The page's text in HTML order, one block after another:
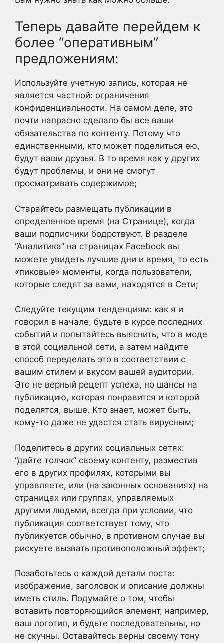
Теперь давайте перейдем к
более “оперативным”
предложениям:
Используйте учетную запись, которая не
является частной: ограничения
конфиденциальности. На самом деле, это
почти напрасно сделало бы все ваши
обязательства по контенту. Потому что
единственными, кто может поделиться ею,
будут ваши друзья. В то время как у других
будут проблемы, и они не смогут
просматривать содержимое;
Старайтесь размещать публикации в
определенное время (на Странице), когда
ваши подписчики бодрствуют. В разделе
“Аналитика” на страницах Facebook вы
можете увидеть лучшие дни и время, то есть
«пиковые» моменты, когда пользователи,
которые следят за вами, находятся в Сети;
Следуйте текущим тенденциям: как я и
говорил в начале, будьте в курсе последних
событий и попытайтесь выяснить, что в моде
в этой социальной сети, а затем найдите
способ переделать это в соответствии с
вашим стилем и вкусом вашей аудитории.
Это не верный рецепт успеха, но шансы на
публикацию, которая понравится и которой
поделятся, выше. Кто знает, может быть,
кому-то даже не удастся стать вирусным;
Поделитесь в других социальных сетях:
“дайте толчок” своему контенту, разместив
его в других профилях, которыми вы
управляете, или (на законных основаниях) на
страницах или группах, управляемых
другими людьми, всегда при условии, что
публикация соответствует тому, что
публикуется обычно, в противном случае вы
рискуете вызвать противоположный эффект;
Позаботьтесь о каждой детали поста:
изображение, заголовок и описание должны
иметь стиль. Подумайте о том, чтобы
вставить повторяющийся элемент, например,
ваш логотип, и будьте последовательны, но
не скучны. Оставайтесь верны своему тону